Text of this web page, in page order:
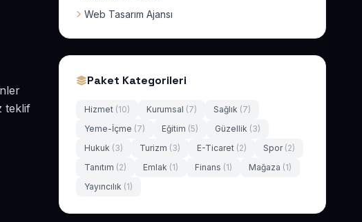
teklif
Web Tasarım Ajansı
Paket Kategorileri
Hizmet (10) Kurumsal (7) Sağlık (7)
Yeme-İçme (7) Eğitim (5) Güzellik (3)
Hukuk (3) Turizm (3) E-Ticaret (2) Spor (2)
Tanıtım (2) Emlak (1) Finans (1) Mağaza (1)
Yayıncılık (1)